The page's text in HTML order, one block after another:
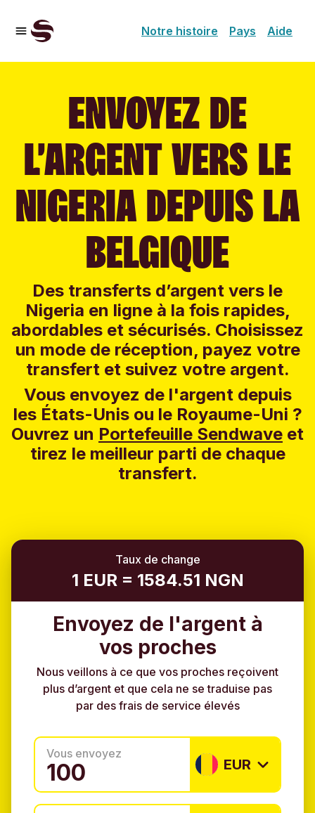
Notre histoire Pays Aide
ENVOYEZ DE
L’ARGENT VERS LE
NIGERIA DEPUIS LA
BELGIQUE
Des transferts d’argent vers le
Nigeria en ligne à la fois rapides,
abordables et sécurisés. Choisissez
un mode de réception, payez votre
transfert et suivez votre argent.
Vous envoyez de l'argent depuis
les États-Unis ou le Royaume-Uni ?
Ouvrez un Portefeuille Sendwave et
tirez le meilleur parti de chaque
transfert.
Taux de change
1 EUR = 1584.51 NGN
Envoyez de l'argent à
vos proches
Nous veillons à ce que vos proches reçoivent
plus d’argent et que cela ne se traduise pas
par des frais de service élevés
Vous envoyez
EUR